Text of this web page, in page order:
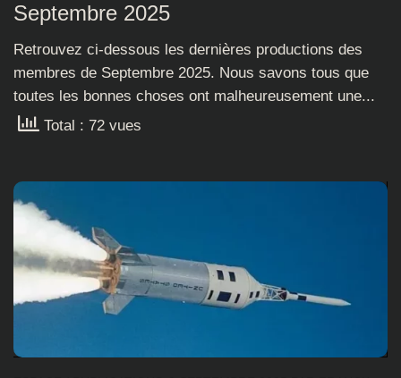
Septembre 2025
Retrouvez ci-dessous les dernières productions des
membres de Septembre 2025. Nous savons tous que
toutes les bonnes choses ont malheureusement une...
Total : 72 vues